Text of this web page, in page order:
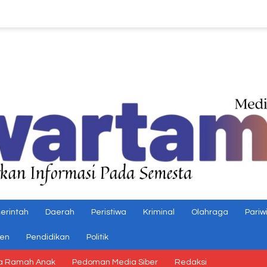
Daerah Peristiwa Kriminal Olahraga
Pendidikan Politik
Ramah Anak Pedoman Media Siber Redaksi